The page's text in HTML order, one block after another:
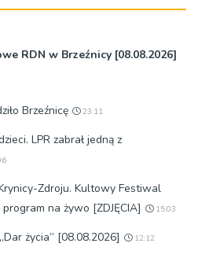
RDN w Brzeźnicy [08.08.2026]
Brzeźnicę 23:11
LPR zabrał jedną z
Zdroju. Kultowy Festiwal
na żywo [ZDJĘCIA]
15:03
życia” [08.08.2026] 12:12